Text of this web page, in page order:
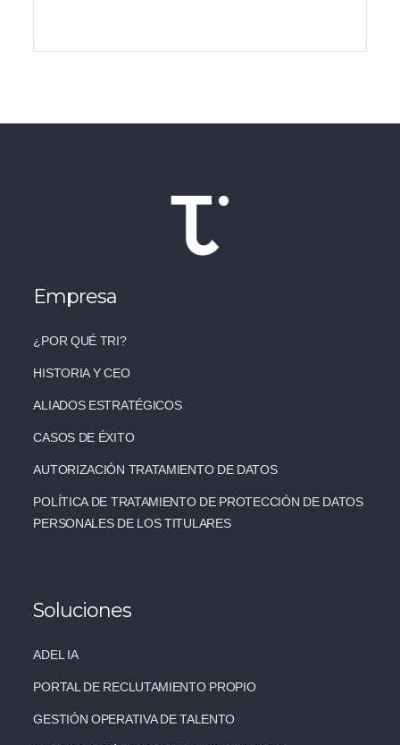
Empresa
¿POR QUÉ TRI?
HISTORIA Y CEO
ALIADOS ESTRATÉGICOS
CASOS DE ÉXITO
AUTORIZACIÓN TRATAMIENTO DE DATOS
POLÍTICA DE TRATAMIENTO DE PROTECCIÓN DE DATOS
PERSONALES DE LOS TITULARES
Soluciones
ADEL IA
PORTAL DE RECLUTAMIENTO PROPIO
GESTIÓN OPERATIVA DE TALENTO